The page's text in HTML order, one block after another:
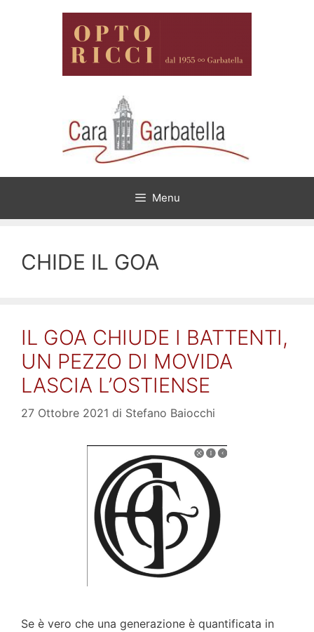
Menu
CHIDE IL GOA
IL GOA CHIUDE I BATTENTI,
UN PEZZO DI MOVIDA
LASCIA L’OSTIENSE
27 Ottobre 2021 di Stefano Baiocchi
Se è vero che una generazione è quantificata in